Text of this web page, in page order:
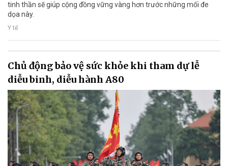
tinh thần sẽ giúp cộng đồng vững vàng hơn trước những mối đe
dọa này.
Y tế
Chủ động bảo vệ sức khỏe khi tham dự lễ
diễu binh, diễu hành A80